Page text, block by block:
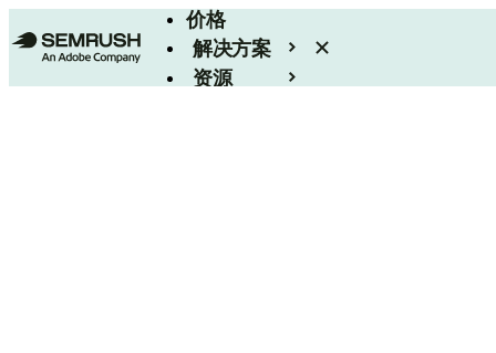
价格
解决方案
资源